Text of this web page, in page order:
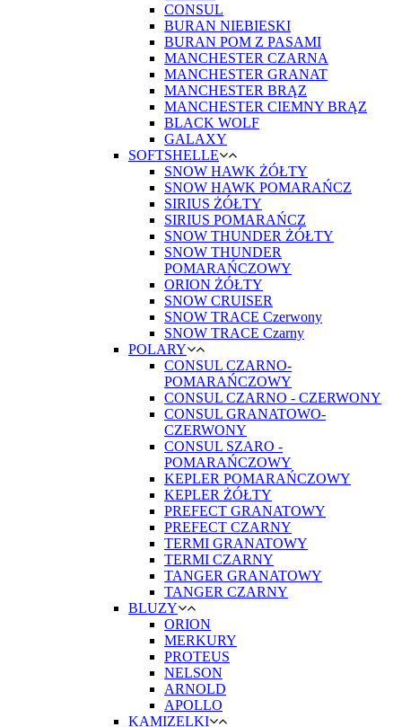
CONSUL
BURAN NIEBIESKI
BURAN POM Z PASAMI
MANCHESTER CZARNA
MANCHESTER GRANAT
MANCHESTER BRĄZ
MANCHESTER CIEMNY BRĄZ
BLACK WOLF
GALAXY
SOFTSHELLE
SNOW HAWK ŻÓŁTY
SNOW HAWK POMARAŃCZ
SIRIUS ŻÓŁTY
SIRIUS POMARAŃCZ
SNOW THUNDER ŻÓŁTY
SNOW THUNDER
POMARAŃCZOWY
ORION ŻÓŁTY
SNOW CRUISER
SNOW TRACE Czerwony
SNOW TRACE Czarny
POLARY
CONSUL CZARNO-
POMARAŃCZOWY
CONSUL CZARNO - CZERWONY
CONSUL GRANATOWO-
CZERWONY
CONSUL SZARO -
POMARAŃCZOWY
KEPLER POMARAŃCZOWY
KEPLER ŻÓŁTY
PREFECT GRANATOWY
PREFECT CZARNY
TERMI GRANATOWY
TERMI CZARNY
TANGER GRANATOWY
TANGER CZARNY
BLUZY
ORION
MERKURY
PROTEUS
NELSON
ARNOLD
APOLLO
KAMIZELKI